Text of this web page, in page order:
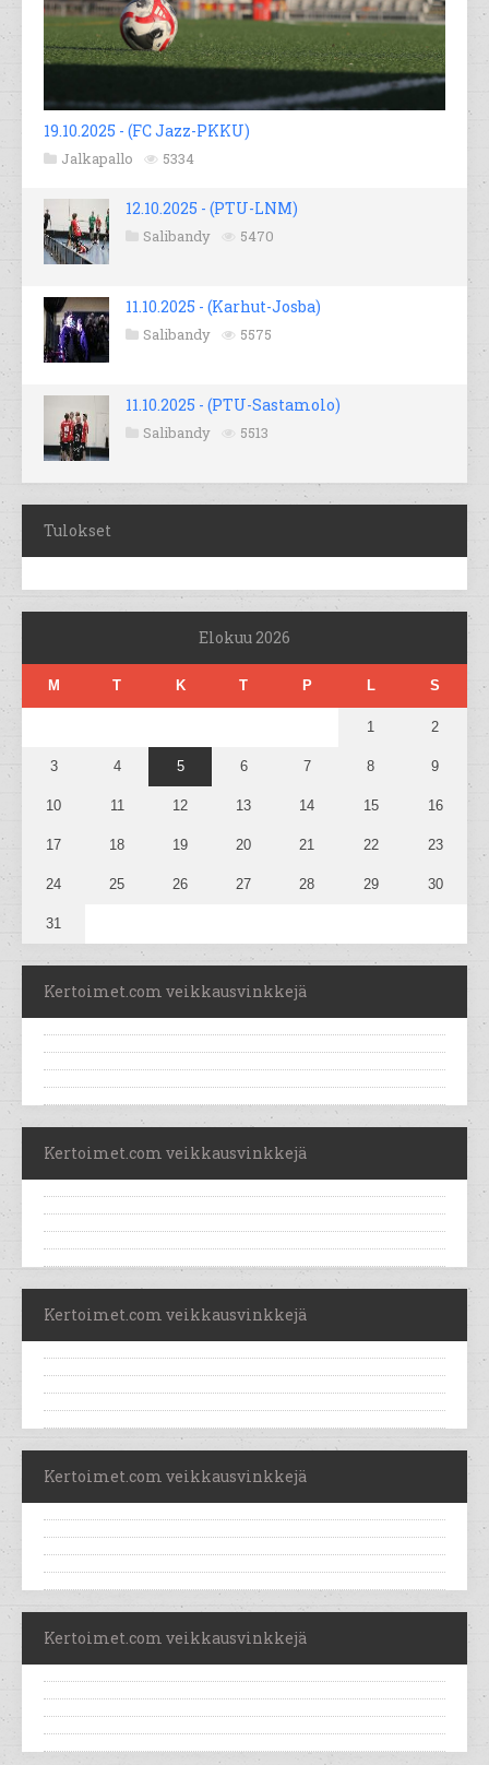
19.10.2025 - (FC Jazz-PKKU)
Jalkapallo 5334
12.10.2025 - (PTU-LNM)
Salibandy 5470
11.10.2025 - (Karhut-Josba)
Salibandy 5575
11.10.2025 - (PTU-Sastamolo)
Salibandy 5513
Tulokset
Elokuu 2026
M T K T P L S
1 2
3 4 5 6 7 8 9
10 11 12 13 14 15 16
17 18 19 20 21 22 23
24 25 26 27 28 29 30
31
Kertoimet.com veikkausvinkkejä
Kertoimet.com veikkausvinkkejä
Kertoimet.com veikkausvinkkejä
Kertoimet.com veikkausvinkkejä
Kertoimet.com veikkausvinkkejä